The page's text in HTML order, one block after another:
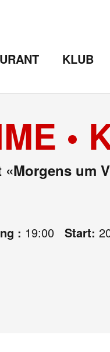
KLUB
•
um
: 19:00 Start: